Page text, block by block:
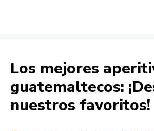
Los mejores
guatemaltecos:
nuestros favoritos!